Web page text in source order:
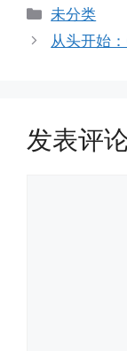
分
类
未分类
从头开始
发表评